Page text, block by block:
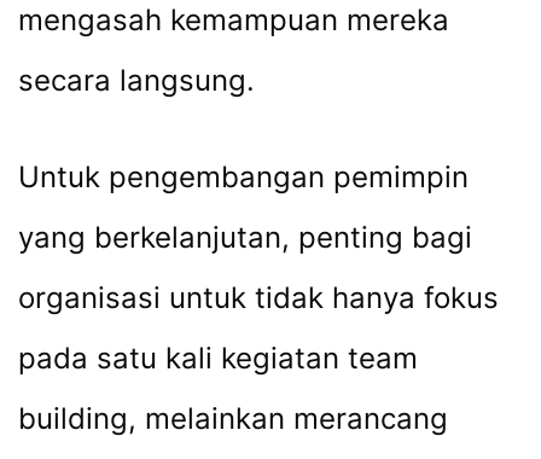
mengasah kemampuan mereka
secara langsung.
Untuk pengembangan pemimpin
yang berkelanjutan, penting bagi
organisasi untuk tidak hanya fokus
pada satu kali kegiatan team
building, melainkan merancang